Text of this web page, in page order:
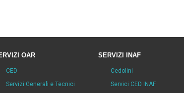
OAR
CED
Servizi Generali e Tecnici
SERVIZI INAF
Cedolini
Servici CED INAF